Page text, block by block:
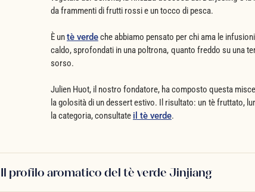
da frammenti di frutti rossi e un tocco di pesca.
È untè verdeche abbiamo pensato per chi ama le
caldo, sprofondati in una poltrona, quanto freddo su una
sorso.
Julien Huot, il nostro fondatore, ha composto questa
la golosità di un dessert estivo. Il risultato: un tè fruttato,
la categoria, consultate il tè verde.
Il profilo aromatico del tè verde Jinjiang